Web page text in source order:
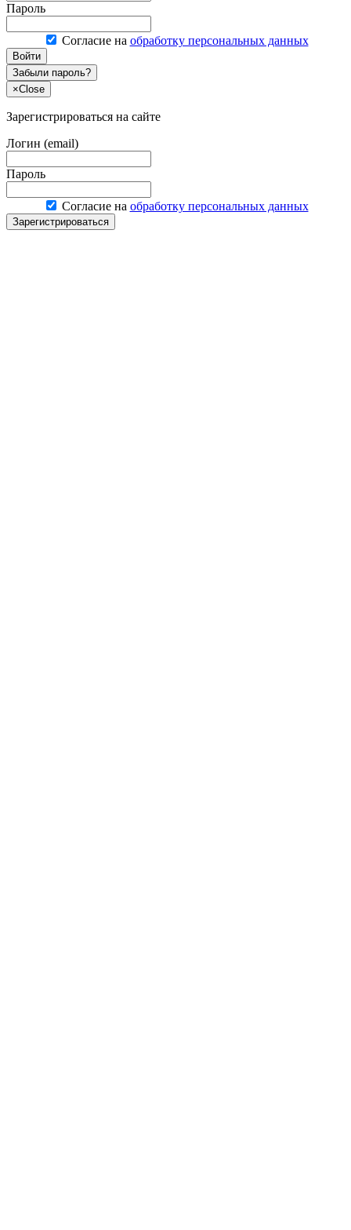
Пароль
Согласие на обработку персональных данных
Войти
Забыли пароль?
×Close
Зарегистрироваться на сайте
Логин (email)
Пароль
Согласие на обработку персональных данных
Зарегистрироваться